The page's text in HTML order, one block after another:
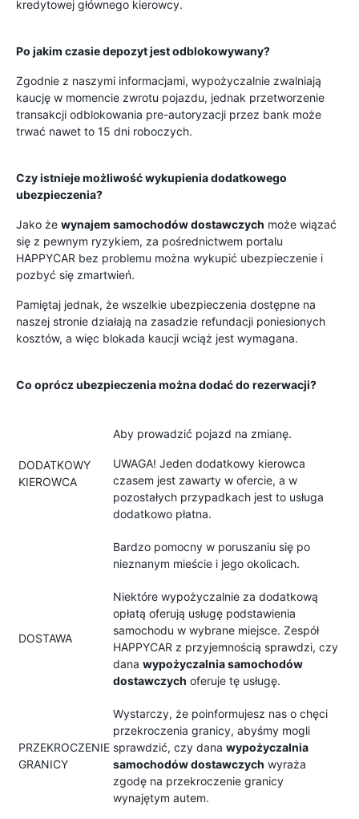
kredytowej głównego kierowcy.
Po jakim czasie depozyt jest odblokowywany?
Zgodnie z naszymi informacjami, wypożyczalnie zwalniają
kaucję w momencie zwrotu pojazdu, jednak przetworzenie
transakcji odblokowania pre-autoryzacji przez bank może
trwać nawet to 15 dni roboczych.
Czy istnieje możliwość wykupienia dodatkowego
ubezpieczenia?
Jako że wynajem samochodów dostawczych może wiązać
się z pewnym ryzykiem, za pośrednictwem portalu
HAPPYCAR bez problemu można wykupić ubezpieczenie i
pozbyć się zmartwień.
Pamiętaj jednak, że wszelkie ubezpieczenia dostępne na
naszej stronie działają na zasadzie refundacji poniesionych
kosztów, a więc blokada kaucji wciąż jest wymagana.
Co oprócz ubezpieczenia można dodać do rezerwacji?
DODATKOWY
KIEROWCA
Aby prowadzić pojazd na zmianę.
UWAGA! Jeden dodatkowy kierowca
czasem jest zawarty w ofercie, a w
pozostałych przypadkach jest to usługa
dodatkowo płatna.
Bardzo pomocny w poruszaniu się po
nieznanym mieście i jego okolicach.
DOSTAWA
Niektóre wypożyczalnie za dodatkową
opłatą oferują usługę podstawienia
samochodu w wybrane miejsce. Zespół
HAPPYCAR z przyjemnością sprawdzi, czy
dana wypożyczalnia samochodów
dostawczych oferuje tę usługę.
PRZEKROCZENIE
GRANICY
Wystarczy, że poinformujesz nas o chęci
przekroczenia granicy, abyśmy mogli
sprawdzić, czy dana wypożyczalnia
samochodów dostawczych wyraża
zgodę na przekroczenie granicy
wynajętym autem.